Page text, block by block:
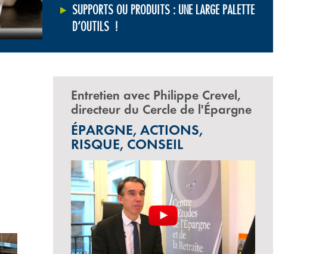
SUPPORTS OU PRODUITS : UNE LARGE PALETTE
D’OUTILS !
Entretien avec Philippe Crevel,
directeur du Cercle de l'Épargne
ÉPARGNE, ACTIONS,
RISQUE, CONSEIL